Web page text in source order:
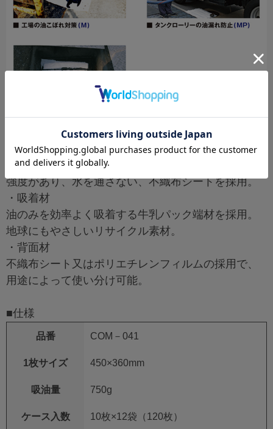
牛乳パックを再利用した、高性能油吸着材
・表面材
強度があり、水を通さない、不織布シートを採用。
・吸着材
油のみを効率よく吸着する牛乳パック端材を採用。
地球にもやさしいリサイクル素材。
・背面材
不織布シート又はポリエチレンフィルムの採用で、
用途によって使い分け可能。
■仕様
品番 COM－041
1枚サイズ 450×360mm
吸油量 750g
ケース入数 10枚×12袋（120枚）